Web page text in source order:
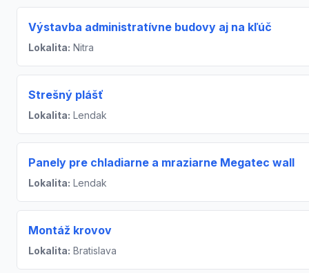
Výstavba administratívne budovy aj na kľúč
Lokalita: Nitra
Strešný plášť
Lokalita: Lendak
Panely pre chladiarne a mraziarne Megatec wall
Lokalita: Lendak
Montáž krovov
Lokalita: Bratislava